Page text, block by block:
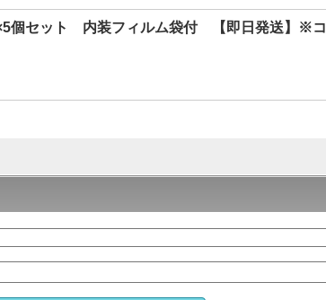
個セット 内装フィルム袋付 【即日発送】※コ